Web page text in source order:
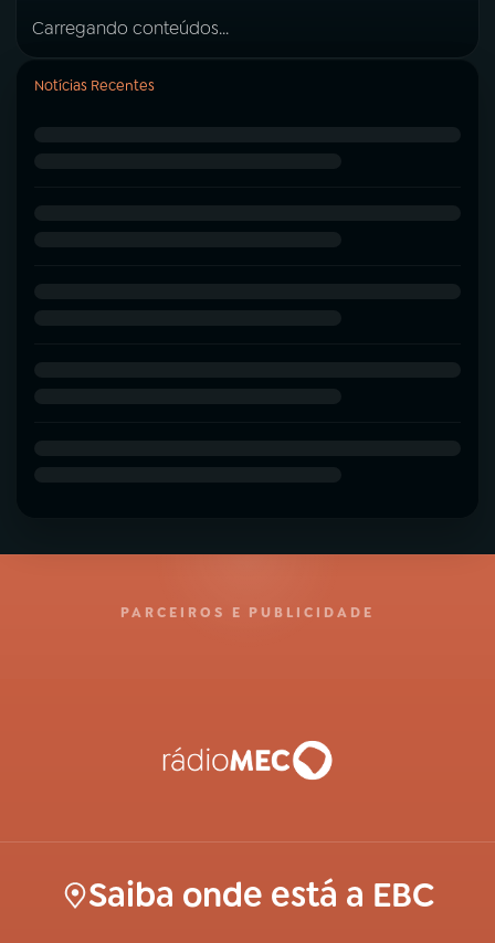
Carregando conteúdos...
Notícias Recentes
PARCEIROS E PUBLICIDADE
Saiba onde está a EBC